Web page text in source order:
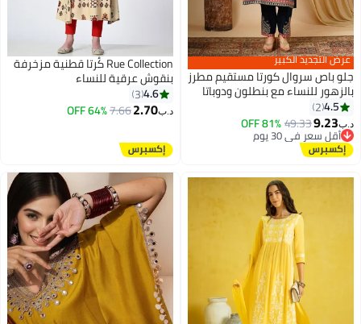
عرض التجديد الكبير
جلو باص سروال كورتا مستقيم مطرز
بالزهور للنساء مع بنطلون ودوباتا
4.5
2
د.ب‏9.23
49.33
81% OFF
أقل سعر في 30 يوم
أقل سعر في 30 يوم
Rue Collection كُرتا قطنية مزخرفة
بنقوش عرقية للنساء
4.6
3
د.ب‏2.70
7.66
64% OFF